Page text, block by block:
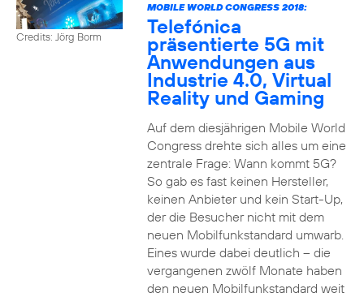
Credits: Jörg Borm
MOBILE WORLD CONGRESS 2018:
Telefónica
präsentierte 5G mit
Anwendungen aus
Industrie 4.0, Virtual
Reality und Gaming
Auf dem diesjährigen Mobile World
Congress drehte sich alles um eine
zentrale Frage: Wann kommt 5G?
So gab es fast keinen Hersteller,
keinen Anbieter und kein Start-Up,
der die Besucher nicht mit dem
neuen Mobilfunkstandard umwarb.
Eines wurde dabei deutlich – die
vergangenen zwölf Monate haben
den neuen Mobilfunkstandard weit